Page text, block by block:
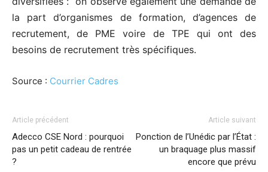
la part d’organismes de formation, d’agences de
recrutement, de PME voire de TPE qui ont des
besoins de recrutement très spécifiques.
Source : Courrier Cadres
Article précédent
Adecco CSE Nord : pourquoi
pas un petit cadeau de rentrée
?
Article suivant
Ponction de l’Unédic par l’État :
un braquage plus massif
encore que prévu